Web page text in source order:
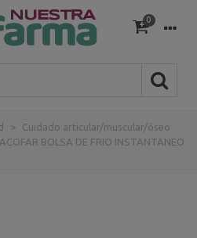
0
>
Cuidado articular/muscular/óseo
ACOFAR BOLSA DE FRIO INSTANTANEO